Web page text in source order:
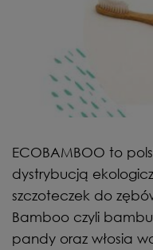
ECOBAMBOO to
dystrybucją
szczoteczek do
Bamboo czyli
pandy oraz włosia